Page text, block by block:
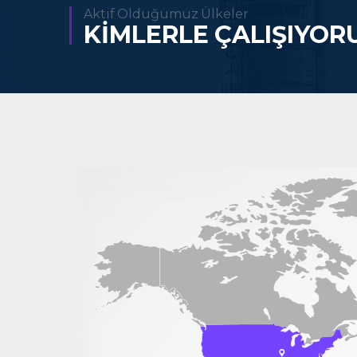
Aktif Olduğumuz Ülkeler
KİMLERLE